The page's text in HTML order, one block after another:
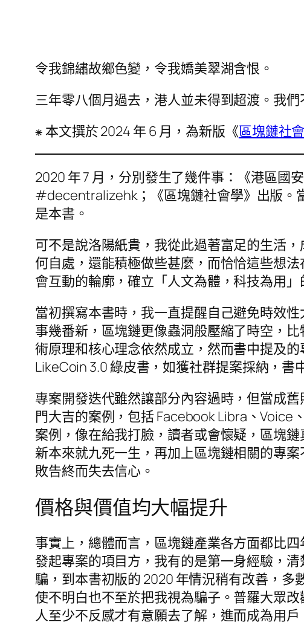
令我錦繡故鄉色變，令我嬌美翠湖含恨。
三年零八個月過去，港人並未得到超渡。我
⁕ 本文撰於 2024 年 6 月，為新版《區塊鏈社
2020 年 7 月，分別發生了幾件事：《港區國
#decentralizehk；《區塊鏈社會學》出版。
是本書。
可不是說洛陽紙貴，我從此過著富足的生活
何自處，還能積極做些甚麼，而恰恰這些想
會互動的輪廓，確立「人文為體，科技為用
當初撰寫本書時，我一直提醒自己避免時效
事幾番新，區塊鏈更像蟲洞般壓縮了時空，
術原理和核心理念依然成立，然而書中提及
LikeCoin 3.0 綠皮書，如獲社群提案採納，書
專案開發迭代雖然讓部分內容過時，但當成
門大吉的案例，包括 Facebook Libra、
案例，像在給我打臉，讀者或會懷疑，區塊
新本來就九死一生，再加上區塊鏈相關的專
敗告終而失去信心。
價格與價值均大幅提升
事實上，總體而言，區塊鏈產業各方面都比
發起專案的項目方，我有的是第一身經驗，
騙，到本書初版的 2020 年情況稍有改善，
使不明白也不至於把我視為騙子。普羅大眾
人至少不反感才有意願去了解，進而成為用戶